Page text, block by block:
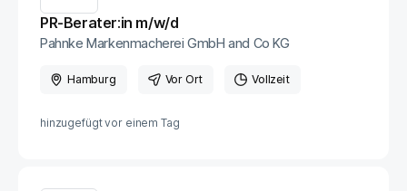
PR-Berater:in m/w/d
Pahnke Markenmacherei GmbH and Co KG
Hamburg Vor Ort Vollzeit
hinzugefügt vor einem Tag